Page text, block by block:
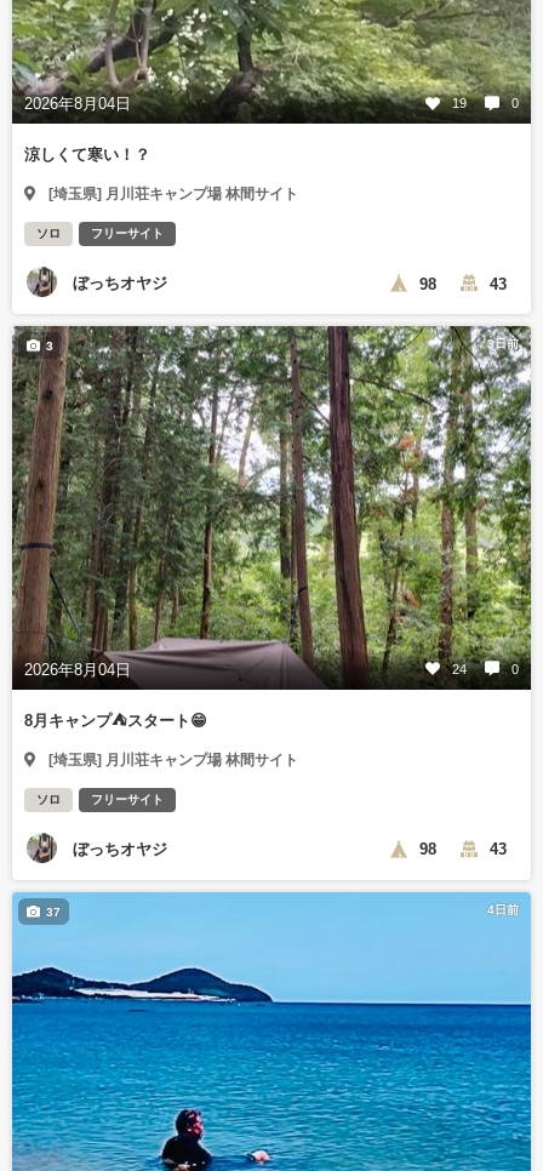
2026年8月04日 19 0
涼しくて寒い！？
[埼玉県] 月川荘キャンプ場 林間サイト
ソロ フリーサイト
ぼっちオヤジ 98 43
3日前
2026年8月04日 24 0
3
8月キャンプ⛺️スタート😁
[埼玉県] 月川荘キャンプ場 林間サイト
ソロ フリーサイト
ぼっちオヤジ 98 43
4日前
37